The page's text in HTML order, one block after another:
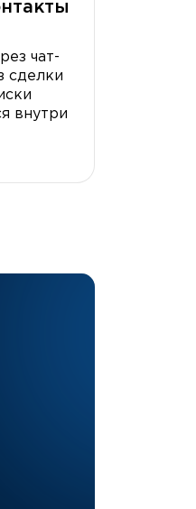
чат-
сделки
внутри